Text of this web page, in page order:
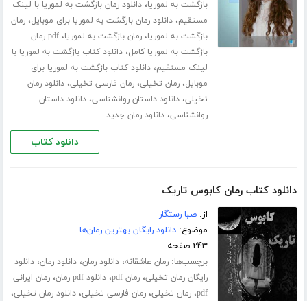
بازگشت به لموریا،دانلود رمان بازگشت به لموریا با لینک
مستقیم،دانلود رمان بازگشت به لموریا برای موبایل،رمان
بازگشت به لموریا،رمان بازگشت به لموریا،
pdf رمان
بازگشت به لموریا کامل،دانلود کتاب بازگشت به لموریا با
لینک مستقیم،دانلود کتاب بازگشت به لموریا برای
موبایل،رمان تخیلی،رمان فارسی تخیلی،دانلود رمان
تخیلی،دانلود داستان روانشناسی،دانلود داستان
روانشناسی،دانلود رمان جدید
دانلود کتاب
دانلود کتاب رمان کابوس تاریک
از:صبا رستگار
موضوع:دانلود رایگان بهترین رمان‌ها
۲۴۳ صفحه
برچسب‌ها:رمان عاشقانه،دانلود رمان،دانلود رمان،دانلود
رایگان رمان تخیلی،رمان pdf ،دانلود pdf رمان ،رمان ایرانی
pdf،رمان تخیلی،رمان فارسی تخیلی،دانلود رمان تخیلی،